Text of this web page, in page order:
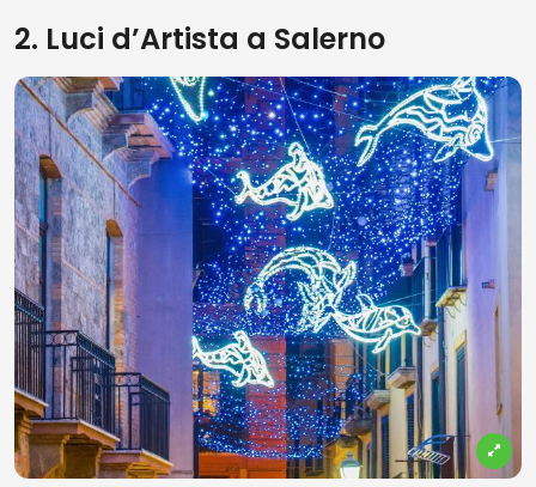
2. Luci d’Artista a Salerno